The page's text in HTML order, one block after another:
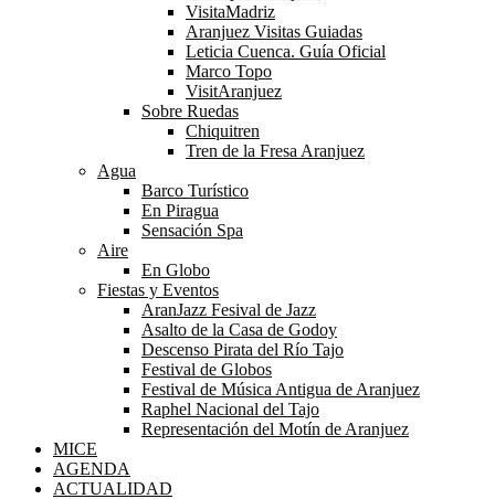
VisitaMadriz
Aranjuez Visitas Guiadas
Leticia Cuenca. Guía Oficial
Marco Topo
VisitAranjuez
Sobre Ruedas
Chiquitren
Tren de la Fresa Aranjuez
Agua
Barco Turístico
En Piragua
Sensación Spa
Aire
En Globo
Fiestas y Eventos
AranJazz Fesival de Jazz
Asalto de la Casa de Godoy
Descenso Pirata del Río Tajo
Festival de Globos
Festival de Música Antigua de Aranjuez
Raphel Nacional del Tajo
Representación del Motín de Aranjuez
MICE
AGENDA
ACTUALIDAD